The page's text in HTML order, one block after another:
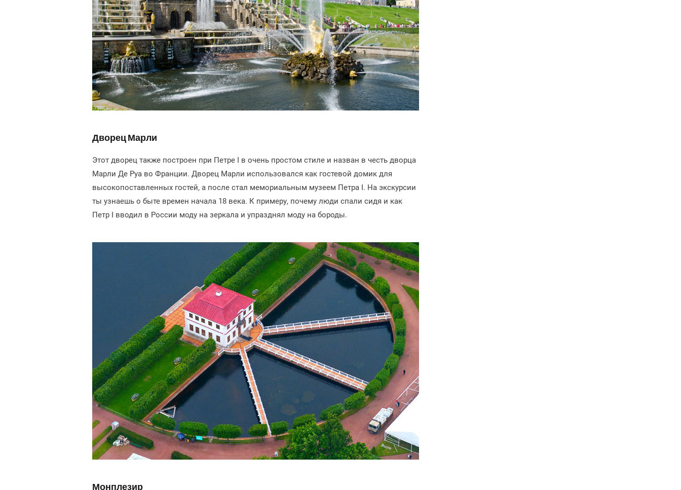
Дворец Марли
Этот дворец также построен при Петре I в очень простом стиле и назван в честь дворца
Марли Де Руа во Франции. Дворец Марли использовался как гостевой домик для
высокопоставленных гостей, а после стал мемориальным музеем Петра I. На экскурсии
ты узнаешь о быте времен начала 18 века. К примеру, почему люди спали сидя и как
Петр I вводил в России моду на зеркала и упразднял моду на бороды.
Монплезир